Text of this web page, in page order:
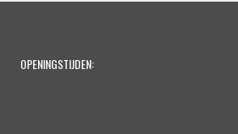
OPENINGSTIJDEN: